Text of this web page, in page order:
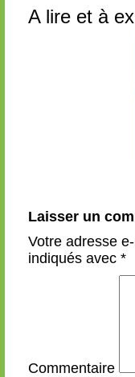
A lire et à
Laisser un
Votre adresse
indiqués avec *
Commentaire